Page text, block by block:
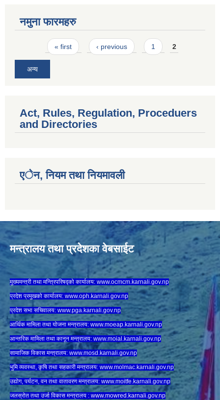
नमुना फारमहरु
Pages« first ‹ previous 1 2
अन्य
Act, Rules, Regulation, Proceduers
and Directories
एेन, नियम तथा नियमावली
मन्त्रालय तथा प्रदेशका वेबसाईट
मुख्यमन्त्री तथा मन्त्रिपरिषद्को कार्यालय: www.ocmcm.karnali.gov.np
प्रदेश प्रमुखको कार्यालय: www.oph.karnali.gov.np
प्रदेश सभा सचिवालय: www.pga.karnali.gov.np
आर्थिक मामिला तथा योजना मन्त्रालय: www.moeap.karnali.gov.np
आन्तरिक मामिला तथा कानून मन्त्रालय: www.moial.karnali.gov.np
सामाजिक विकास मन्त्रालय: www.mosd.karnali.gov.np
भुमि व्यवस्था, कृषि तथा सहकारी मन्त्रालय: www.molmac.karnali.gov.np
उद्योग, पर्यटन, वन तथा वातावरण मन्त्रालय: www.moitfe.karnali.gov.np
जलस्रोत तथा उर्जा विकास मन्त्रालय : www.mowred.karnali.gov.np